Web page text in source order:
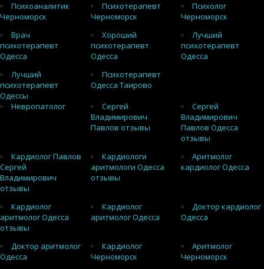
Психоаналитик
Черноморск
Психотерапевт
Черноморск
Психолог
Черноморск
Врач
психотерапевт
Одесса
Хороший
психотерапевт
Одесса
Лучший
психотерапевт
Одесса
Лучший
психотерапевт
Одессы
Психотерапевт
Одесса Таирово
Невропатолог
Сергей
Владимирович
Павлов отзывы
Сергей
Владимирович
Павлов Одесса
отзывы
Кардиолог Павлов
Сергей
Владимирович
отзывы
Кардиологи
аритмологи Одесса
отзывы
Аритмолог
кардиолог Одесса
Кардиолог
аритмолог Одесса
отзывы
Кардиолог
аритмолог Одесса
Доктор кардиолог
Одесса
Доктор аритмолог
Одесса
Кардиолог
Черноморск
Аритмолог
Черноморск